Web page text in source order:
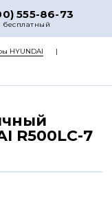
555-86-73
бесплатный
HYUNDAI
R500LC-7